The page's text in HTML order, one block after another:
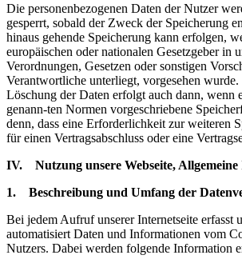
Die personenbezogenen Daten der Nutzer
gesperrt, sobald der Zweck der Speicherung
hinaus gehende Speicherung kann erfolgen,
europäischen oder nationalen Gesetzgeber in
Verordnungen, Gesetzen oder sonstigen
Verantwortliche unterliegt, vorgesehen
Löschung der Daten erfolgt auch dann, wenn
genann-ten Normen vorgeschriebene
denn, dass eine Erforderlichkeit zur weiteren
für einen Vertragsabschluss oder eine
IV. Nutzung unsere Webseite,
1. Beschreibung und Umfang der
Bei jedem Aufruf unserer Internetseite erfasst
automatisiert Daten und Informationen vom
Nutzers. Dabei werden folgende Information